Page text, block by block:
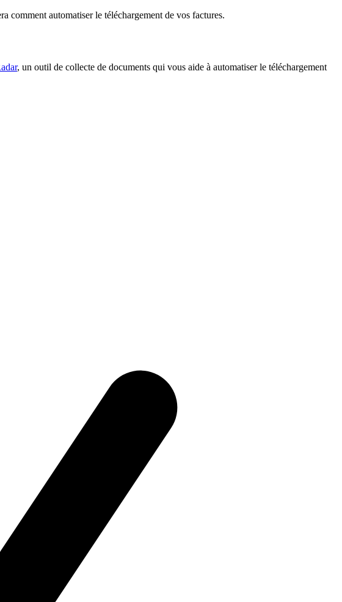
comment automatiser le téléchargement de vos factures.
, un outil de collecte de documents qui vous aide à automatiser le téléchargement